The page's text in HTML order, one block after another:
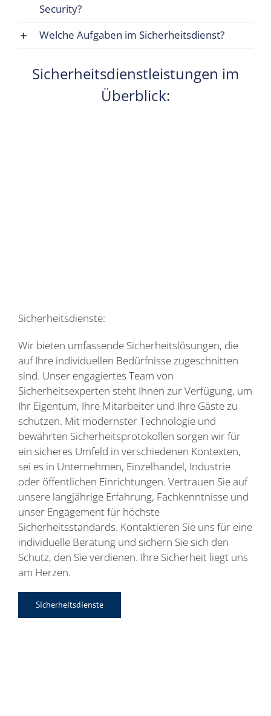
Security?
Welche Aufgaben im Sicherheitsdienst?
Sicherheitsdienstleistungen im
Überblick:
Sicherheitsdienste:
Wir bieten umfassende Sicherheitslösungen, die
auf Ihre individuellen Bedürfnisse zugeschnitten
sind. Unser engagiertes Team von
Sicherheitsexperten steht Ihnen zur Verfügung, um
Ihr Eigentum, Ihre Mitarbeiter und Ihre Gäste zu
schützen. Mit modernster Technologie und
bewährten Sicherheitsprotokollen sorgen wir für
ein sicheres Umfeld in verschiedenen Kontexten,
sei es in Unternehmen, Einzelhandel, Industrie
oder öffentlichen Einrichtungen. Vertrauen Sie auf
unsere langjährige Erfahrung, Fachkenntnisse und
unser Engagement für höchste
Sicherheitsstandards. Kontaktieren Sie uns für eine
individuelle Beratung und sichern Sie sich den
Schutz, den Sie verdienen. Ihre Sicherheit liegt uns
am Herzen.
Sicherheitsdienste